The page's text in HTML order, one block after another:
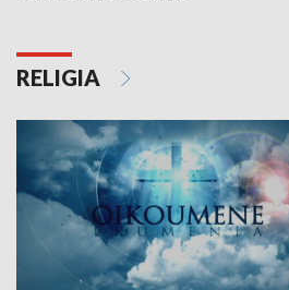
RELIGIA